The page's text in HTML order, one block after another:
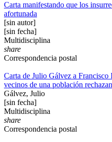
Carta manifestando que los
afortunada
[sin autor]
[sin fecha]
Multidisciplina
share
Correspondencia postal
Carta de Julio Gálvez a
vecinos de una población
Gálvez, Julio
[sin fecha]
Multidisciplina
share
Correspondencia postal